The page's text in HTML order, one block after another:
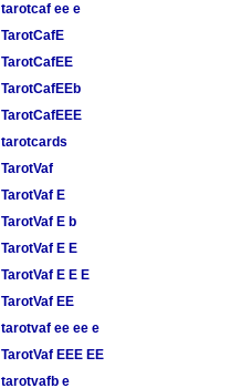
tarotcaf ee e
TarotCafE
TarotCafEE
TarotCafEEb
TarotCafEEE
tarotcards
TarotVaf
TarotVaf E
TarotVaf E b
TarotVaf E E
TarotVaf E E E
TarotVaf EE
tarotvaf ee ee e
TarotVaf EEE EE
tarotvafb e